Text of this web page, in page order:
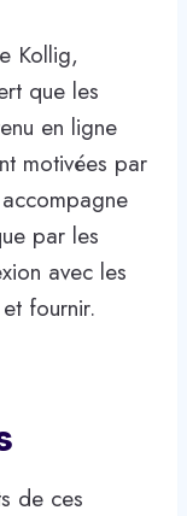
Kollig,
que les
en ligne
motivées par
par les
avec les
fournir.
de ces